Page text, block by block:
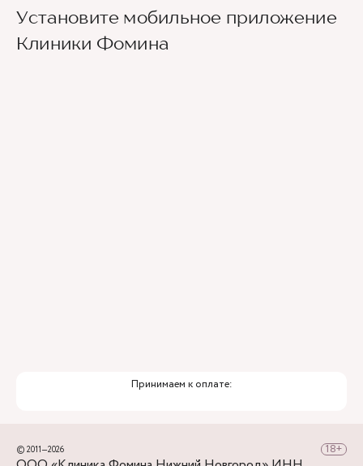
Ведущие врачи региона
Установите мобильное приложение
Клиники Фомина
Принимаем к оплате:
© 2011—2026